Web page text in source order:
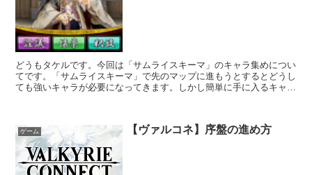
どうもタケルです。今回は「サムライスキーマ」のキャラ集めについ
てです。「サムライスキーマ」で先のマップに進もうとするとどうし
ても強いキャラが必要になってきます。しかし簡単に手に入るキャラ
ゲーム 【ヴァルコネ】序盤の進め方